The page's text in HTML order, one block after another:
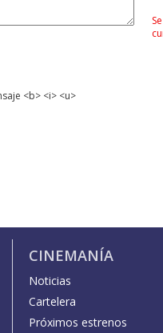
<b> <i> <u>
CINEMANÍA
Noticias
Cartelera
Próximos estrenos